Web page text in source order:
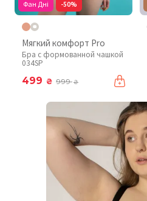
Фан Дні -50%
Мягкий комфорт Pro
Бра с формованной чашкой
034SP
499 ₴ 999₴